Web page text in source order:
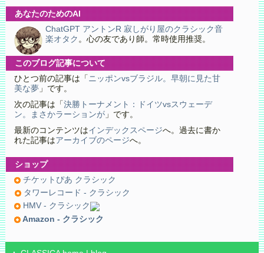
あなたのためのAI
ChatGPT アントンR 寂しがり屋のクラシック音
楽オタク 。心の友であり師。常時使用推奨。
このブログ記事について
ひとつ前の記事は「 ニッポンvsブラジル。早朝に見た甘
美な夢 」です。
次の記事は「 決勝トーナメント：ドイツvsスウェーデ
ン。まさかラーションが」です。
最新のコンテンツはインデックスページへ。過去に書か
れた記事はアーカイブのページへ。
ショップ
チケットぴあ クラシック
タワーレコード - クラシック
HMV - クラシック
Amazon - クラシック